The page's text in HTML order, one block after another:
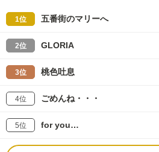
1位 五番街のマリーへ
2位 GLORIA
3位 桃色吐息
4位 ごめんね・・・
5位 for you…